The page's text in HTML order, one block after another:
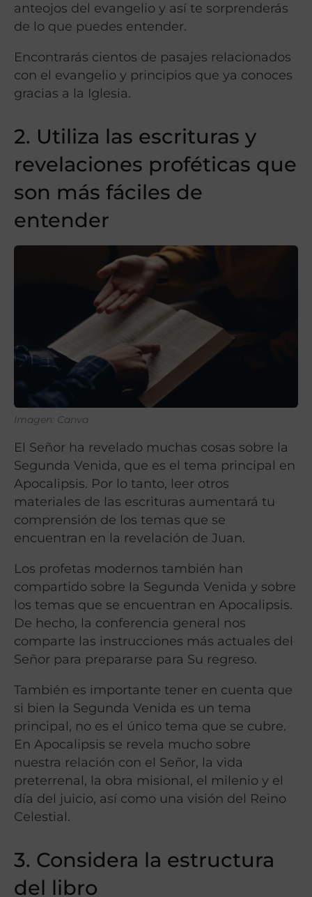
anteojos del evangelio y así te sorprenderás
de lo que puedes entender.
Encontrarás cientos de pasajes relacionados
con el evangelio y principios que ya conoces
gracias a la Iglesia.
2. Utiliza las escrituras y
revelaciones proféticas que
son más fáciles de
entender
Imagen: Canva
El Señor ha revelado muchas cosas sobre la
Segunda Venida, que es el tema principal en
Apocalipsis. Por lo tanto, leer otros
materiales de las escrituras aumentará tu
comprensión de los temas que se
encuentran en la revelación de Juan.
Los profetas modernos también han
compartido sobre la Segunda Venida y sobre
los temas que se encuentran en Apocalipsis.
De hecho, la conferencia general nos
comparte las instrucciones más actuales del
Señor para prepararse para Su regreso.
También es importante tener en cuenta que
si bien la Segunda Venida es un tema
principal, no es el único tema que se cubre.
En Apocalipsis se revela mucho sobre
nuestra relación con el Señor, la vida
preterrenal, la obra misional, el milenio y el
día del juicio, así como una visión del Reino
Celestial.
3. Considera la estructura
del libro